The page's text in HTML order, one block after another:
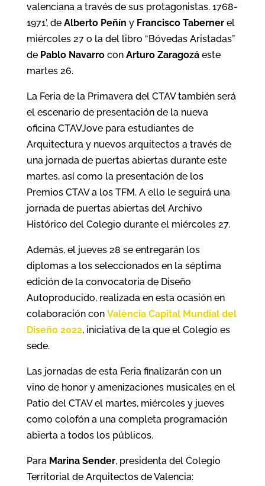
valenciana a través de sus protagonistas. 1768-
1971’, deAlberto Peñín y Francisco Tabernerel
miércoles 27 o la del libro “Bóvedas Aristadas”
de Pablo Navarrocon Arturo Zaragozáeste
martes 26.
La Feria de la Primavera del CTAV también será
el escenario de presentación de la nueva
oficina CTAVJove para estudiantes de
Arquitectura y nuevos arquitectos a través de
una jornada de puertas abiertas durante este
martes, así como la presentación de los
Premios CTAV a los TFM. A ello le seguirá una
jornada de puertas abiertas del Archivo
Histórico del Colegio durante el miércoles 27.
Además, el jueves 28 se entregarán los
diplomas a los seleccionados en la séptima
edición de la convocatoria de Diseño
Autoproducido, realizada en esta ocasión en
colaboración con València Capital Mundial del
Diseño 2022, iniciativa de la que el Colegio es
sede.
Las jornadas de esta Feria finalizarán con un
vino de honor y amenizaciones musicales en el
Patio del CTAV el martes, miércoles y jueves
como colofón a una completa programación
abierta a todos los públicos.
Para Marina Sender, presidenta del Colegio
Territorial de Arquitectos de Valencia: